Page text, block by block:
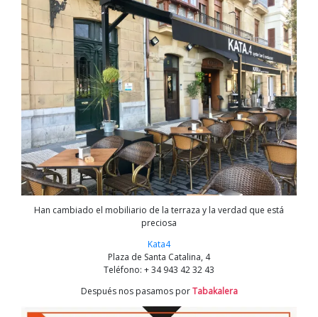
Han cambiado el mobiliario de la terraza y la verdad que está
preciosa
Kata4
Plaza de Santa Catalina, 4
Teléfono: + 34 943 42 32 43
Después nos pasamos porTabakalera